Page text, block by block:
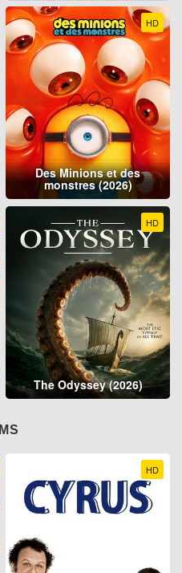
HD
Des Minions et des
monstres (2026)
HD
The Odyssey (2026)
HD